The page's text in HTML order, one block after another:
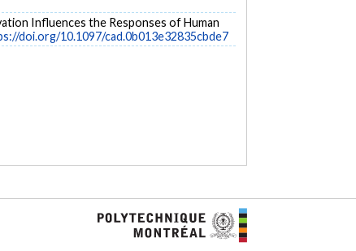
Influences the Responses of Human
doi.org/10.1097/cad.0b013e32835cbde7